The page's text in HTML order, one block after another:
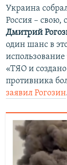
Украина
Россия – свою,
Дмитрий
один шанс в
«ТЯО и
противника
заявил Рогозин